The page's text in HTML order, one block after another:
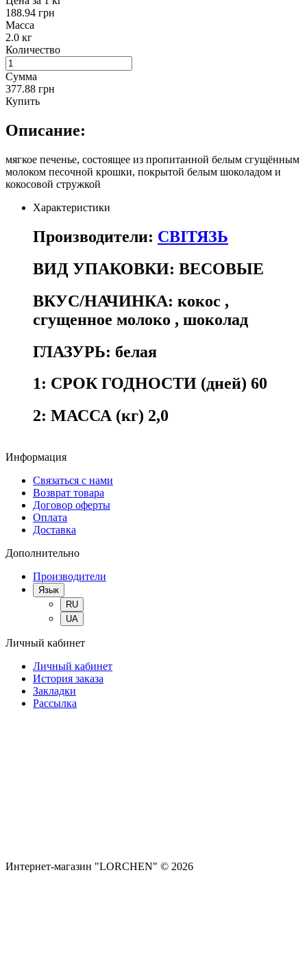
188.94 грн
Масса
2.0 кг
Количество
Сумма
377.88 грн
Купить
Описание:
мягкое печенье, состоящее из пропитанной белым сгущённым
молоком песочной крошки, покрытой белым шоколадом и
кокосовой стружкой
Характеристики
Производители: СВІТЯЗЬ
ВИД УПАКОВКИ: ВЕСОВЫЕ
ВКУС/НАЧИНКА: кокос ,
сгущенное молоко , шоколад
ГЛАЗУРЬ: белая
1: СРОК ГОДНОСТИ (дней) 60
2: МАССА (кг) 2,0
Информация
Связаться с нами
Возврат товара
Договор оферты
Оплата
Доставка
Дополнительно
Производители
Язык
RU
UA
Личный кабинет
Личный кабинет
История заказа
Закладки
Рассылка
Интернет-магазин "LORCHEN" © 2026